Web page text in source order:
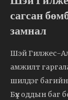
сагсан
замнал
Шэй Гилжес-
амжилт
шилдэг багийн
Бүх оддын баг